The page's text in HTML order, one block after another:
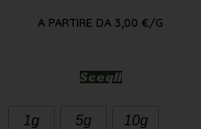
A PARTIRE DA 3,00 €/G
Scegli
1g 5g 10g